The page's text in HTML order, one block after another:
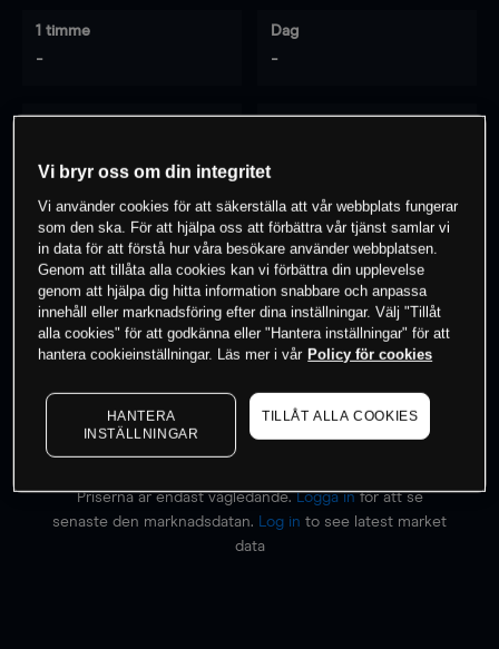
1 timme
-
Dag
-
0% av kunderna har en position i detta
instrument
Börja handla
Priserna är endast vägledande.Logga inför att se
senaste den marknadsdatan.
Log in to see latest market
data
Vi bryr oss om din integritet
Vi använder cookies för att säkerställa att vår webbplats fungerar
som den ska. För att hjälpa oss att förbättra vår tjänst samlar vi
in data för att förstå hur våra besökare använder webbplatsen.
Genom att tillåta alla cookies kan vi förbättra din upplevelse
genom att hjälpa dig hitta information snabbare och anpassa
innehåll eller marknadsföring efter dina inställningar. Välj "Tillåt
alla cookies" för att godkänna eller "Hantera inställningar" för att
hantera cookieinställningar. Läs mer i vår Policy för cookies
HANTERA
INSTÄLLNINGAR
TILLÅT ALLA COOKIES